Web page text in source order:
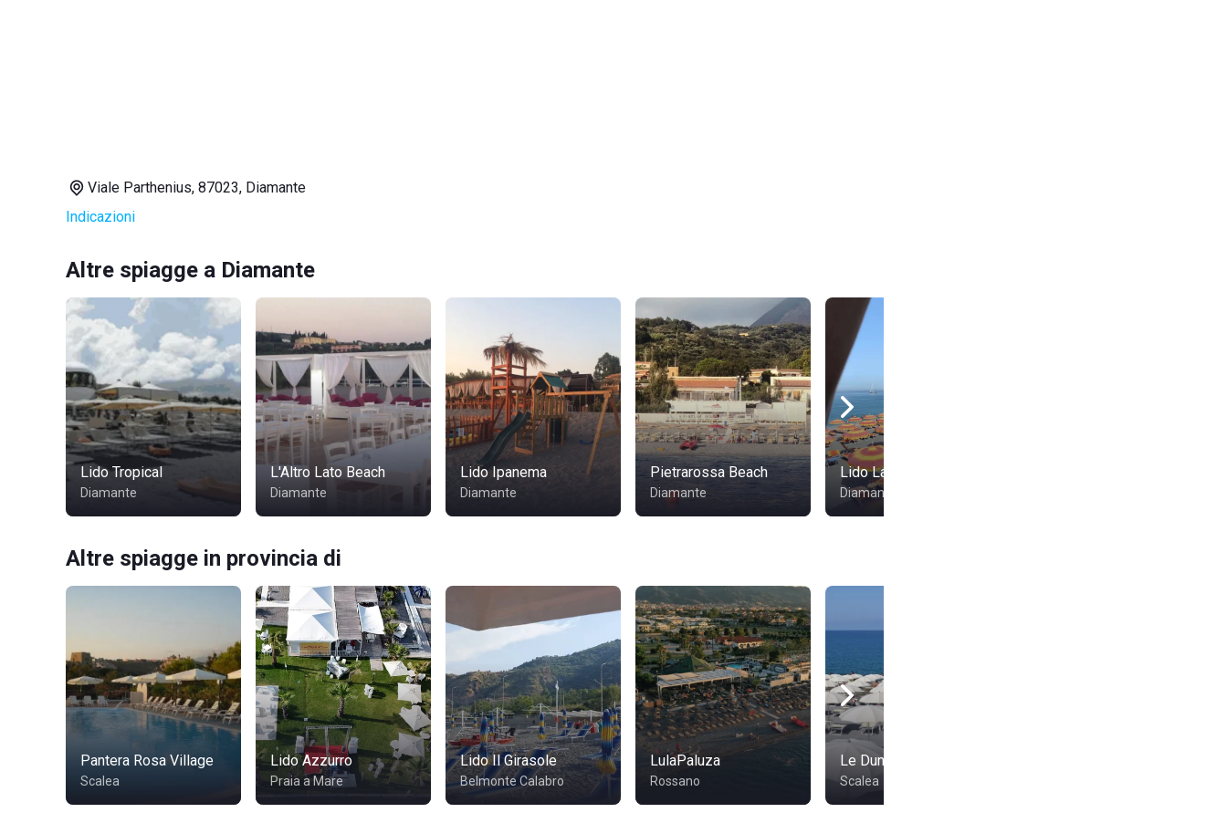
Viale Parthenius, 87023, Diamante
Indicazioni
Altre spiagge a Diamante
Lido Tropical
Diamante
L'Altro Lato Beach
Diamante
Lido Ipanema
Diamante
Pietrarossa Beach
Diamante
Lido La Sirenetta
Diamante
Altre spiagge in provincia di
Pantera Rosa Village
Scalea
Lido Azzurro
Praia a Mare
Lido Il Girasole
Belmonte Calabro
LulaPaluza
Rossano
Le Dune Beach
Scalea